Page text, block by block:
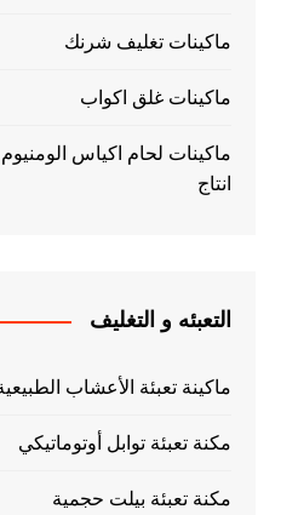
ماكينات تغليف شرنك
ماكينات غلق اكواب
ماكينات لحام اكياس
انتاج
التعبئه و التغليف
ماكينة تعبئة الأعشاب
مكنة تعبئة توابل أوتوماتيكي
مكنة تعبئة بيلت حجمية